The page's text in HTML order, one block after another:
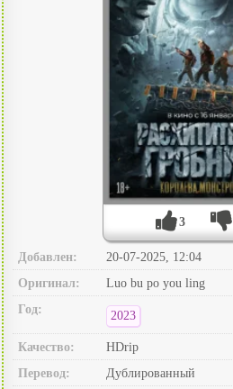
3
Добавлен:
20-07-2025, 12:04
Оригинал:
Luo bu po you ling
Год:
2023
Качество:
HDrip
Перевод:
Дублированный